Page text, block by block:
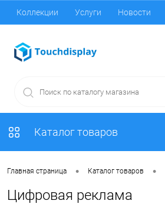
Коллекции Услуги Новости
Каталог товаров
Главная страница • Каталог товаров •
Цифровая реклама